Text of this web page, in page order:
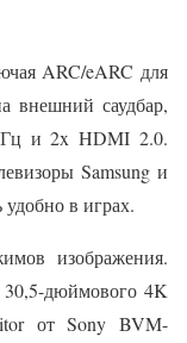
ARC/eARC для
внешний саудбар,
и 2x HDMI 2.0.
Samsung и
в играх.
изображения.
30,5-дюймового 4K
от Sony BVM-